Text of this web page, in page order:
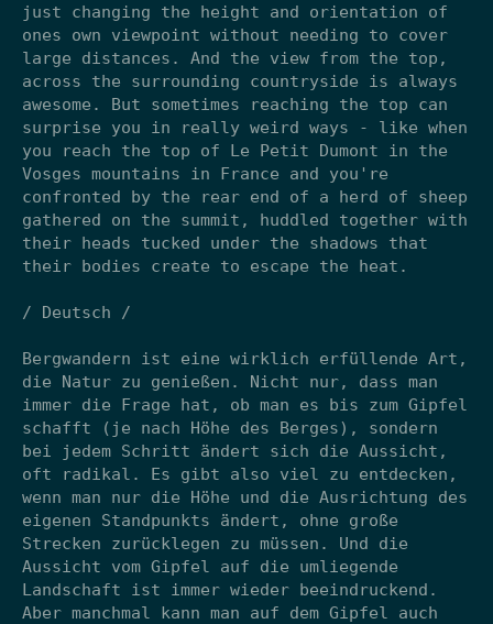
just changing the height and orientation of
ones own viewpoint without needing to cover
large distances. And the view from the top,
across the surrounding countryside is always
awesome. But sometimes reaching the top can
surprise you in really weird ways - like when
you reach the top of Le Petit Dumont in the
Vosges mountains in France and you're
confronted by the rear end of a herd of sheep
gathered on the summit, huddled together with
their heads tucked under the shadows that
their bodies create to escape the heat.
/ Deutsch /
Bergwandern ist eine wirklich erfüllende Art,
die Natur zu genießen. Nicht nur, dass man
immer die Frage hat, ob man es bis zum Gipfel
schafft (je nach Höhe des Berges), sondern
bei jedem Schritt ändert sich die Aussicht,
oft radikal. Es gibt also viel zu entdecken,
wenn man nur die Höhe und die Ausrichtung des
eigenen Standpunkts ändert, ohne große
Strecken zurücklegen zu müssen. Und die
Aussicht vom Gipfel auf die umliegende
Landschaft ist immer wieder beeindruckend.
Aber manchmal kann man auf dem Gipfel auch